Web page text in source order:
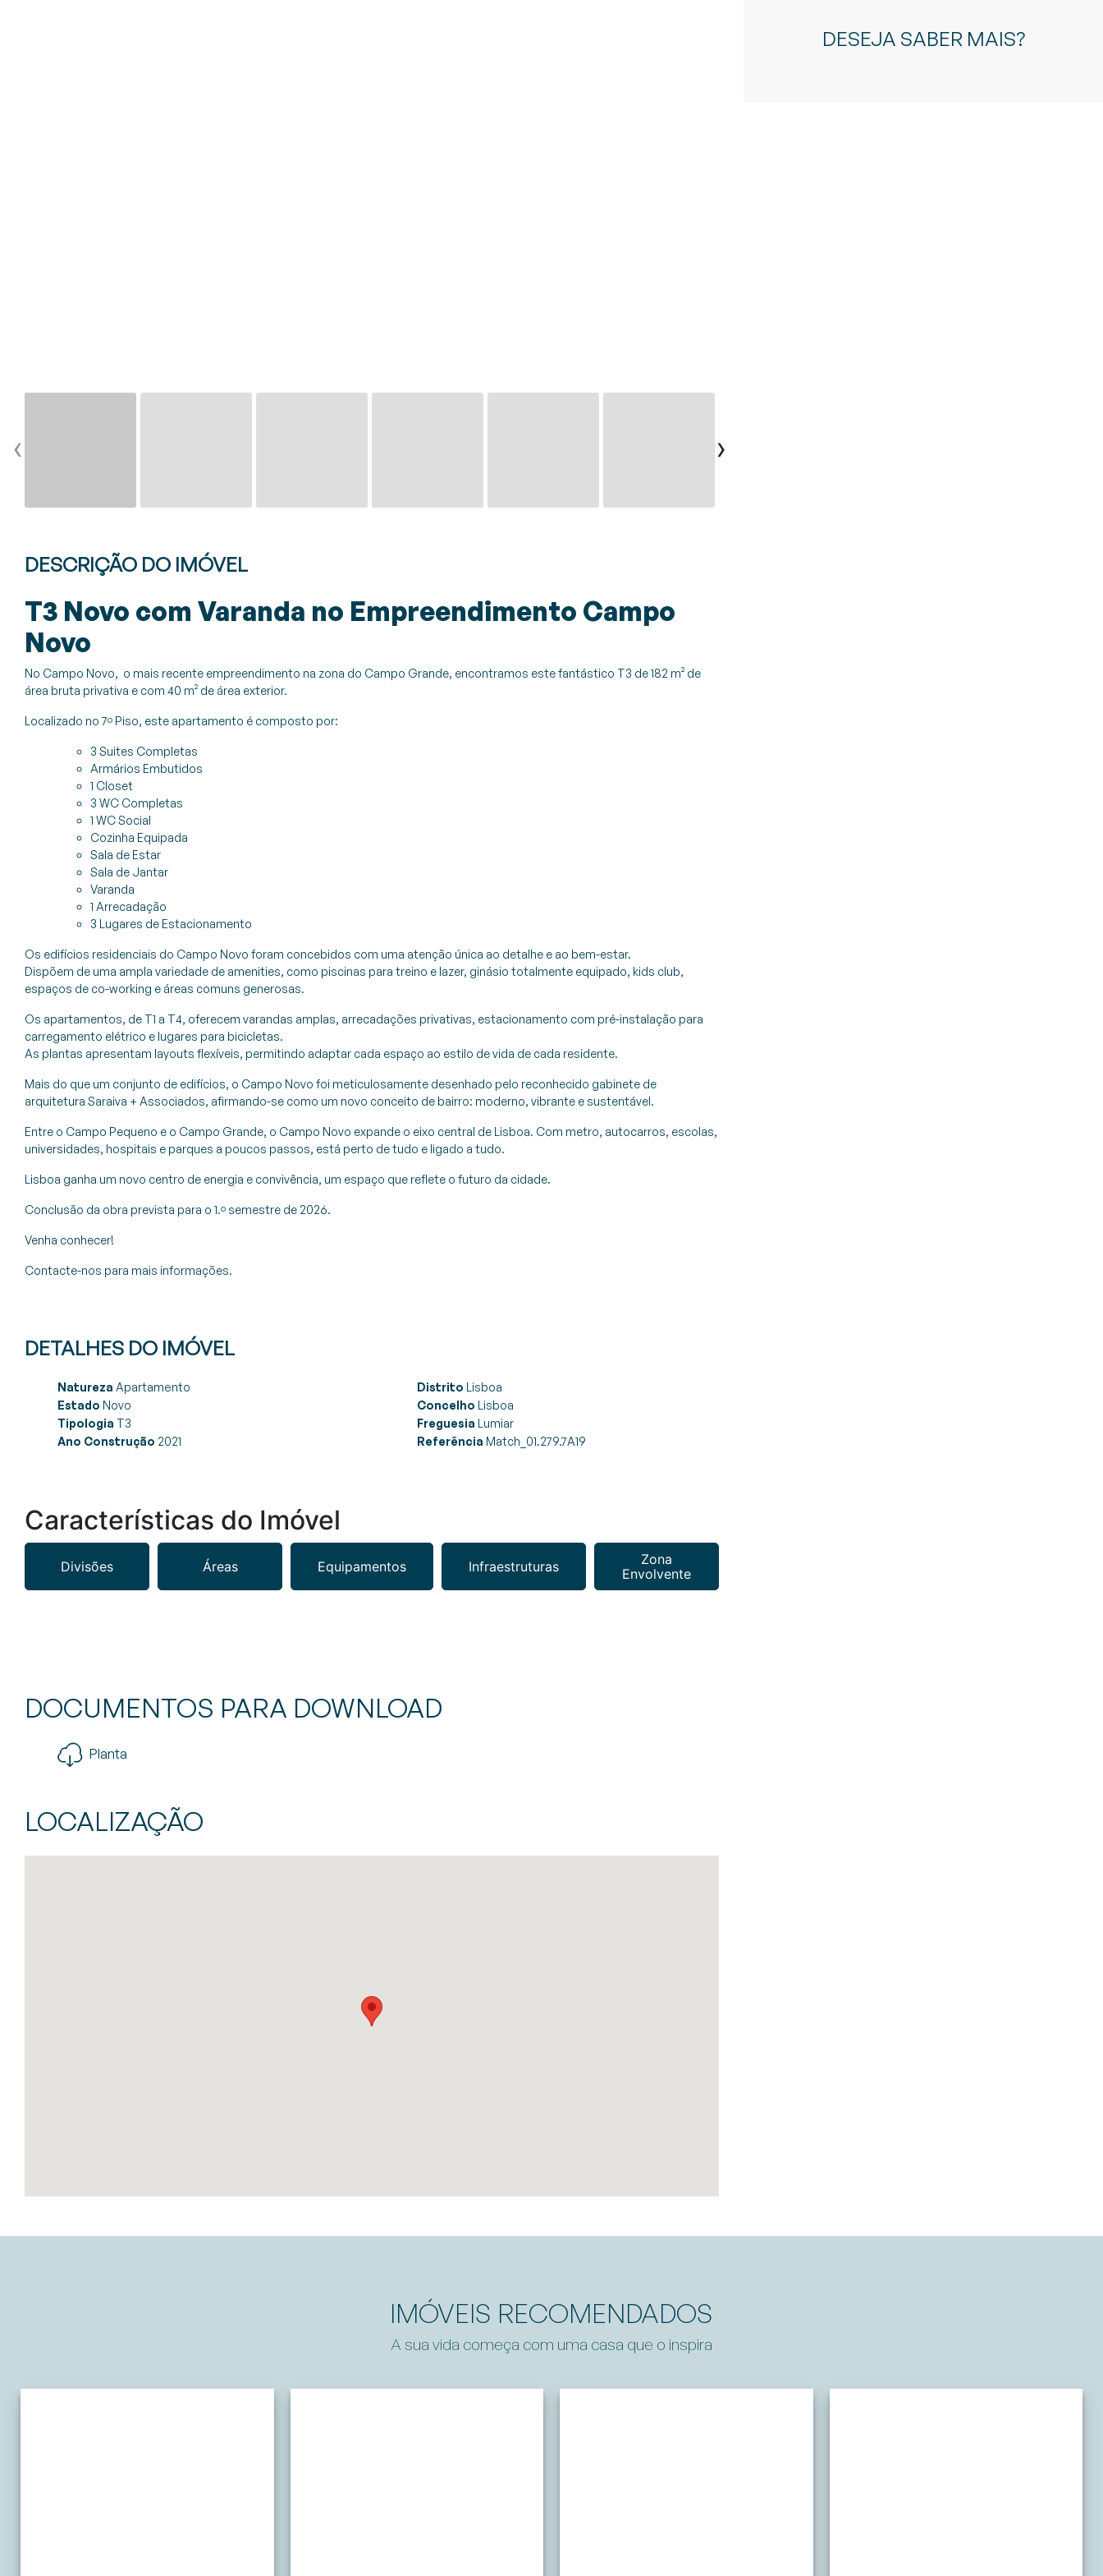
‹ ›
DESCRIÇÃO DO IMÓVEL
T3 Novo com Varanda no Empreendimento Campo
Novo
No Campo Novo, o mais recente empreendimento na zona do Campo Grande, encontramos este fantástico T3 de 182 m² de
área bruta privativa e com 40 m² de área exterior.
Localizado no 7º Piso, este apartamento é composto por:
3 Suites Completas
Armários Embutidos
1 Closet
3 WC Completas
1 WC Social
Cozinha Equipada
Sala de Estar
Sala de Jantar
Varanda
1 Arrecadação
3 Lugares de Estacionamento
Os edifícios residenciais do Campo Novo foram concebidos com uma atenção única ao detalhe e ao bem-estar.
Dispõem de uma ampla variedade de amenities, como piscinas para treino e lazer, ginásio totalmente equipado, kids club,
espaços de co-working e áreas comuns generosas.
Os apartamentos, de T1 a T4, oferecem varandas amplas, arrecadações privativas, estacionamento com pré-instalação para
carregamento elétrico e lugares para bicicletas.
As plantas apresentam layouts flexíveis, permitindo adaptar cada espaço ao estilo de vida de cada residente.
Mais do que um conjunto de edifícios, o Campo Novo foi meticulosamente desenhado pelo reconhecido gabinete de
arquitetura Saraiva + Associados, afirmando-se como um novo conceito de bairro: moderno, vibrante e sustentável.
Entre o Campo Pequeno e o Campo Grande, o Campo Novo expande o eixo central de Lisboa. Com metro, autocarros, escolas,
universidades, hospitais e parques a poucos passos, está perto de tudo e ligado a tudo.
Lisboa ganha um novo centro de energia e convivência, um espaço que reflete o futuro da cidade.
Conclusão da obra prevista para o 1.º semestre de 2026.
Venha conhecer!
Contacte-nos para mais informações.
DETALHES DO IMÓVEL
Natureza Apartamento
Estado Novo
Tipologia T3
Ano Construção 2021
Distrito Lisboa
Concelho Lisboa
Freguesia Lumiar
Referência Match_01.279.7A19
Características do Imóvel
Divisões Áreas Equipamentos Infraestruturas
Zona
Envolvente
DOCUMENTOS PARA DOWNLOAD
Planta
LOCALIZAÇÃO
DESEJA SABER MAIS?
IMÓVEIS RECOMENDADOS
A sua vida começa com uma casa que o inspira